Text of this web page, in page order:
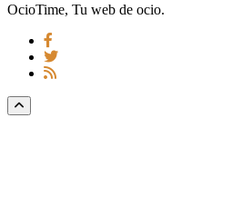
OcioTime, Tu web de ocio.